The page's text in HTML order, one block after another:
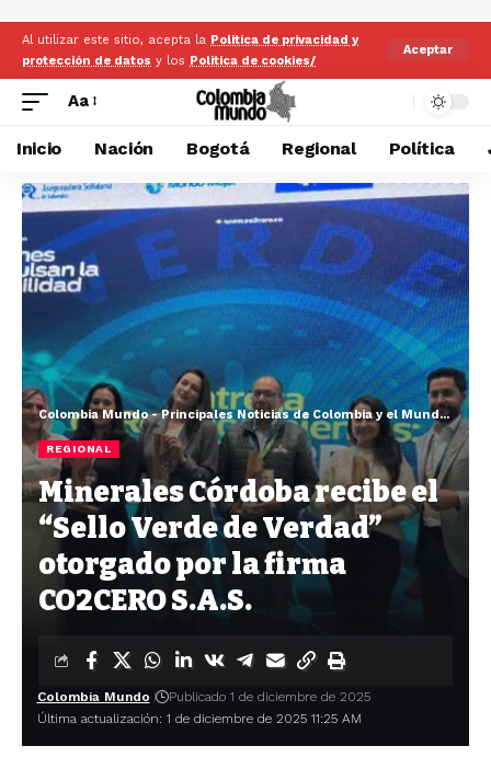
Al utilizar este sitio, acepta la Politica de privacidad y
protección de datos y los Politica de cookies/
Aceptar
Aa
Inicio Nación Bogotá Regional Política
Colombia Mundo - Principales Noticias de Colombia y el Mundo Hoy
REGIONAL
Minerales Córdoba recibe el
“Sello Verde de Verdad”
otorgado por la firma
CO2CERO S.A.S.
Última actualización: 1 de diciembre de 2025 11:25 AM
Colombia Mundo Publicado 1 de diciembre de 2025